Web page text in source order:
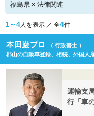
福島県 × 法律関連
1～4人を表示 ／ 全4件
本田巌プロ
（ 行政書士 ）
郡山の自動車登録、相続、外国人
運輸支
行「車